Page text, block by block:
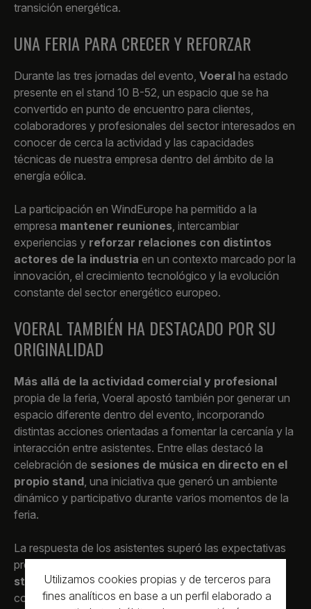
transición energética.
UNA FERIA PARA CRECER Y REFORZAR
Durante las tres jornadas del evento, Voeral ha estado
presente en el stand 10 B-52, un espacio que se ha
convertido en punto de encuentro para clientes,
colaboradores y profesionales del sector interesados en
conocer de cerca la actividad y las capacidades
técnicas de nuestra empresa dentro del ámbito de la
energía eólica.
La participación en WindEurope ha permitido a la
empresa mantener reuniones, intercambiar
experiencias y reforzar relaciones con distintos
actores de la industria en un contexto marcado por la
innovación, el crecimiento tecnológico y la evolución
constante del sector energético europeo.
VOERAL TAMBIÉN HA DESTACADO POR SU
ORIGINALIDAD
Más allá de la actividad comercial y profesional
propia de la feria, Voeral apostó también por generar un
espacio diferente dentro del evento, incorporando
distintas acciones orientadas a fomentar la cercanía y la
interacción entre asistentes. Entre ellas destacó la
celebración de sesiones de música en directo en el
propio stand, una iniciativa que generó un ambiente
dinámico y participativo durante varios momentos de la
feria.
La respuesta de los asistentes superó las expectativas
previstas inicialmente. A lo largo de los tres días,
stand recibió un flujo constante de visitantes,
consolidándose como uno de los espacios de
Utilizamos cookies propias y de terceros para
fines analíticos en base a un perfil elaborado a